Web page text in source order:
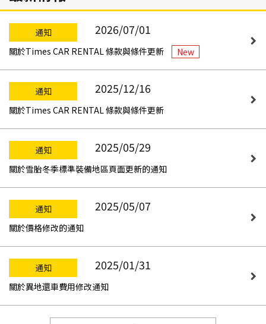
通知 2026/07/01
關於Times CAR RENTAL 條款與條件更新 New
通知 2025/12/16
關於Times CAR RENTAL 條款與條件更新
通知 2025/05/29
關於雪胎冬季標準裝備地區頁面更新的通知
通知 2025/05/07
關於價格修改的通知
通知 2025/01/31
關於異地還車費用修改通知